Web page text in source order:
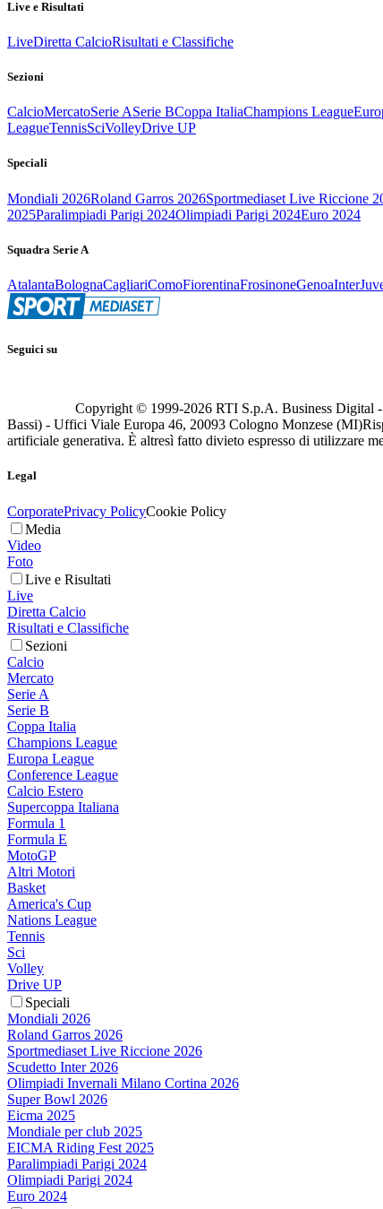
Live e Risultati
LiveDiretta CalcioRisultati e Classifiche
Sezioni
CalcioMercatoSerie ASerie BCoppa ItaliaChampions League
LeagueTennisSciVolleyDrive UP
Speciali
Mondiali 2026Roland Garros 2026Sportmediaset Live Riccione
2025Paralimpiadi Parigi 2024Olimpiadi Parigi 2024Euro 2024
Squadra Serie A
AtalantaBolognaCagliariComoFiorentinaFrosinoneGenoaInter
Seguici su
Copyright © 1999-2026 RTI S.p.A. Business Digital
Bassi) - Uffici Viale Europa 46, 20093 Cologno Monzese (MI)
artificiale generativa. È altresì fatto divieto espresso di utilizzare
Legal
CorporatePrivacy PolicyCookie Policy
Media
Video
Foto
Live e Risultati
Live
Diretta Calcio
Risultati e Classifiche
Sezioni
Calcio
Mercato
Serie A
Serie B
Coppa Italia
Champions League
Europa League
Conference League
Calcio Estero
Supercoppa Italiana
Formula 1
Formula E
MotoGP
Altri Motori
Basket
America's Cup
Nations League
Tennis
Sci
Volley
Drive UP
Speciali
Mondiali 2026
Roland Garros 2026
Sportmediaset Live Riccione 2026
Scudetto Inter 2026
Olimpiadi Invernali Milano Cortina 2026
Super Bowl 2026
Eicma 2025
Mondiale per club 2025
EICMA Riding Fest 2025
Paralimpiadi Parigi 2024
Olimpiadi Parigi 2024
Euro 2024